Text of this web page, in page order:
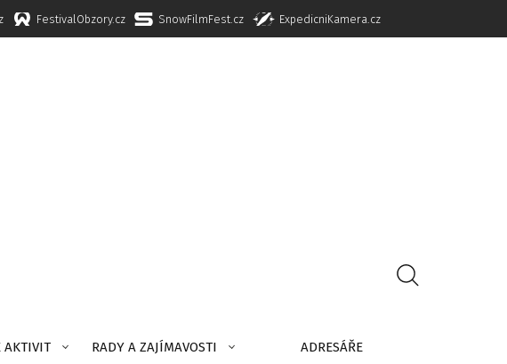
FestivalObzory.cz SnowFilmFest.cz ExpedicniKamera.cz
AKTIVIT RADY A ZAJÍMAVOSTI ADRESÁŘE